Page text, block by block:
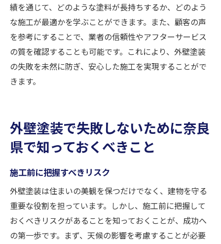
績を通じて、どのような塗料が長持ちするか、どのよう
な施工が最適かを学ぶことができます。また、顧客の声
を参考にすることで、業者の信頼性やアフターサービス
の質を確認することも可能です。これにより、外壁塗装
の失敗を未然に防ぎ、安心した施工を実現することがで
きます。
外壁塗装で失敗しないために奈良
県で知っておくべきこと
施工前に把握すべきリスク
外壁塗装は住まいの美観を保つだけでなく、建物を守る
重要な役割を担っています。しかし、施工前に把握して
おくべきリスクがあることを知っておくことが、成功へ
の第一歩です。まず、天候の影響を考慮することが必要